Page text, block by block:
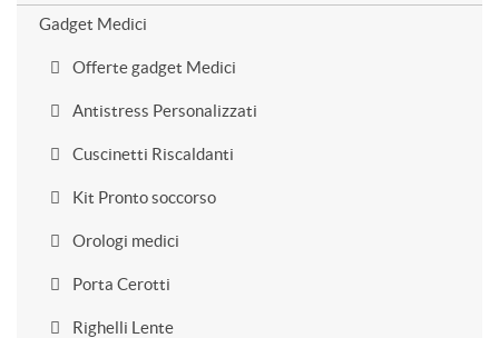
Gadget Medici
Offerte gadget Medici
Antistress Personalizzati
Cuscinetti Riscaldanti
Kit Pronto soccorso
Orologi medici
Porta Cerotti
Righelli Lente